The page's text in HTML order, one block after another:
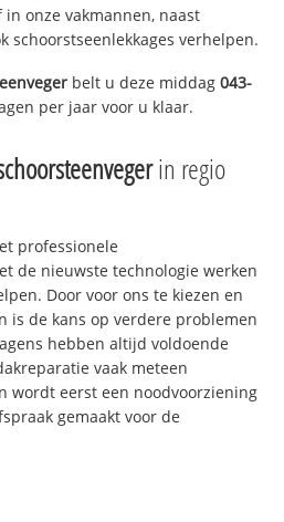
onze vakmannen, naast
schoorstseenlekkages verhelpen.
belt u deze middag043-
per jaar voor u klaar.
in regio
professionele
de nieuwste technologie werken
Door voor ons te kiezen en
is de kans op verdere problemen
hebben altijd voldoende
vaak meteen
wordt eerst een noodvoorziening
gemaakt voor de